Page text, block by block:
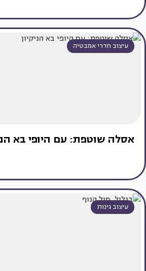
עיצוב חדרי אמבטיה
אסלה שוטפת: עם היופי בא
עיצוב גינות